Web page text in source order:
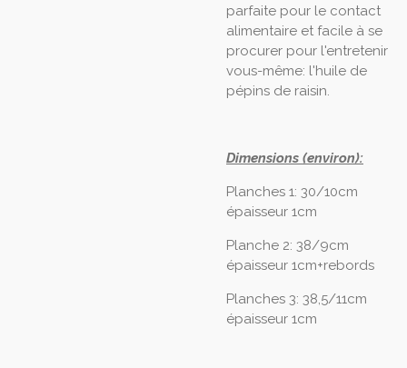
parfaite pour le contact
alimentaire et facile à se
procurer pour l'entretenir
vous-même: l'huile de
pépins de raisin.
Dimensions (environ):
Planches 1: 30/10cm
épaisseur 1cm
Planche 2: 38/9cm
épaisseur 1cm+rebords
Planches 3: 38,5/11cm
épaisseur 1cm